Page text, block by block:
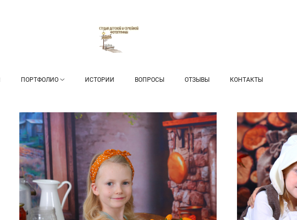
ПОРТФОЛИО ИСТОРИИ ВОПРОСЫ ОТЗЫВЫ КОНТАКТЫ